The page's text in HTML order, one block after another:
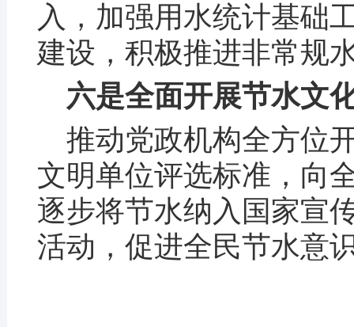
入，加强用水统计基础
建设，积极推进非常规
六是全面开展节水文
推动党政机构全方位
文明单位评选标准，向
逐步将节水纳入国家宣
活动，促进全民节水意